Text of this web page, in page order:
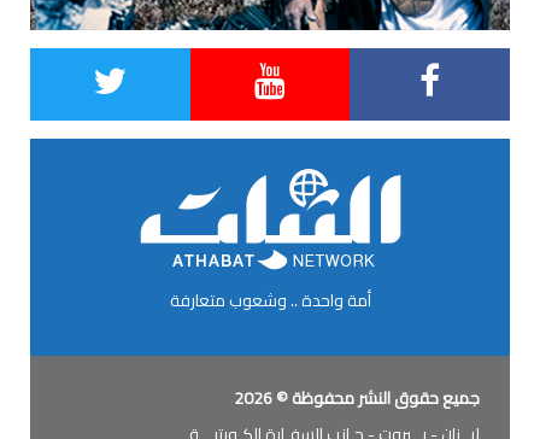
أمة واحدة .. وشعوب متعارفة
جميع حقوق النشر محفوظة © 2026